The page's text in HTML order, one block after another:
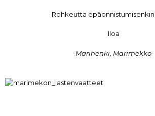
Rohkeutta epäonnistumisenkin
Iloa
-Marihenki, Marimekko-